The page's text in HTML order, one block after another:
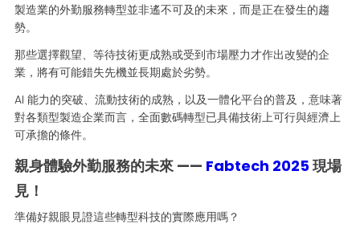
製造業的外勤服務轉型並非遙不可及的未來，而是正在發生的趨
勢。
那些選擇觀望、等待技術更成熟或受到市場壓力才作出改變的企
業，將有可能錯失先機並長期處於劣勢。
AI 能力的突破、流動技術的成熟，以及一體化平台的普及，意味著
對各類型製造企業而言，全面數碼轉型已具備技術上可行與經濟上
可承擔的條件。
親身體驗外勤服務的未來 —— Fabtech 2025現場
見！
準備好親眼見證這些轉型科技的實際應用嗎？